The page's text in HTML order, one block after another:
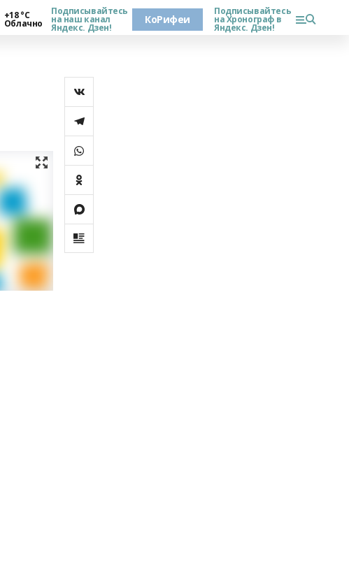
+18 °С
Облачно
Подписывайтесь
на наш канал
Яндекс. Дзен!
КоРифеи
Подписывайтесь
на Хронограф в
Яндекс. Дзен!